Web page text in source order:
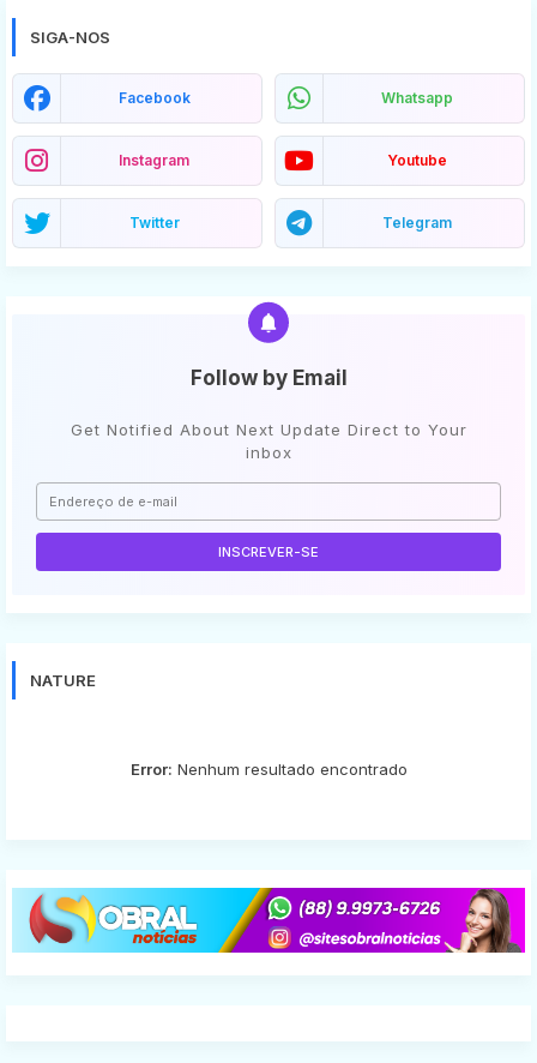
SIGA-NOS
Facebook Whatsapp
Instagram Youtube
Twitter Telegram
Follow by Email
Get Notified About Next Update Direct to Your
inbox
NATURE
Error: Nenhum resultado encontrado